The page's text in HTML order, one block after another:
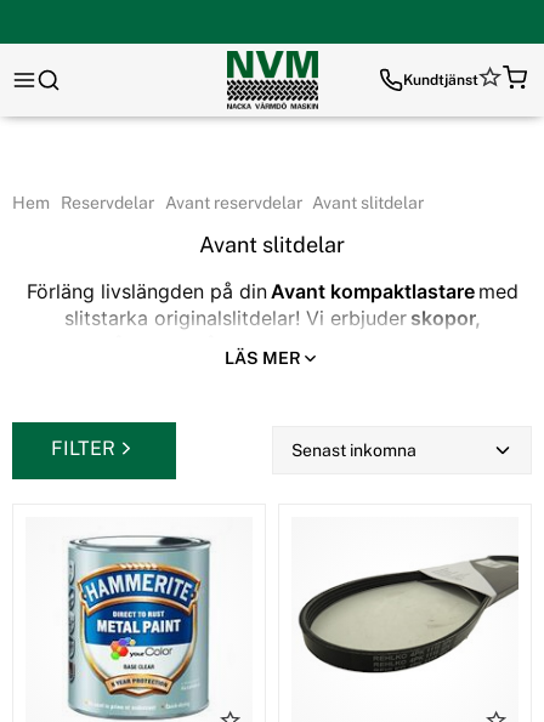
Kundtjänst
Hem Reservdelar Avant reservdelar Avant slitdelar
Avant slitdelar
Förläng livslängden på dinAvant kompaktlastare med
slitstarka originalslitdelar! Vi erbjuder skopor,
slitageplåtar, slitstål, tänder, gummiband och andra
som håller din maskin i toppskick under
Fördelar med Avant slitdelar:
✔ Hög slitstyrka för tuffa arbetsmiljöer
Beställ Avant slitdelar idag och minimera stilleståndstid!
LÄS MER
FILTER